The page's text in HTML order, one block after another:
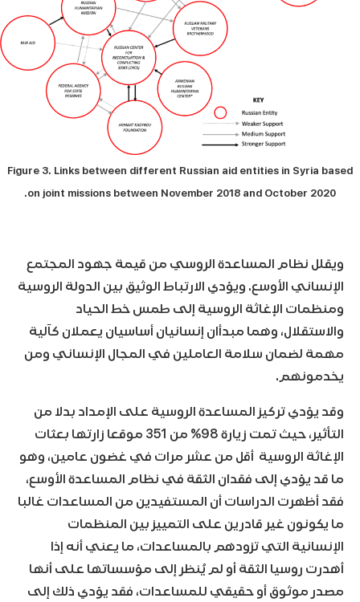
Figure 3. Links between different Russian aid entities in Syria based
on joint missions between November 2018 and October 2020.
ويقلل نظام المساعدة الروسي من قيمة جهود المجتمع
الإنساني الأوسع. ويؤدي الارتباط الوثيق بين الدولة الروسية
ومنظمات الإغاثة الروسية إلى طمس خط الحياد
والاستقلال، وهما مبدأان إنسانيان أساسيان يعملان كآلية
مهمة لضمان سلامة العاملين في المجال الإنساني ومن
يخدمونهم.
وقد يؤدي تركيز المساعدة الروسية على الإمداد بدلا من
التأثير، حيث تمت زيارة 98% من 351 موقعا زارتها بعثات
الإغاثة الروسية أقل من عشر مرات في غضون عامين، وهو
ما قد يؤدي إلى فقدان الثقة في نظام المساعدة الأوسع،
فقد أظهرت الدراسات أن المستفيدين من المساعدات غالبا
ما يكونون غير قادرين على التمييز بين المنظمات
الإنسانية التي تزودهم بالمساعدات، ما يعني أنه إذا
أهدرت روسيا الثقة أو لم يُنظر إلى مؤسساتها على أنها
مصدر موثوق أو حقيقي للمساعدات، فقد يؤدي ذلك إلى